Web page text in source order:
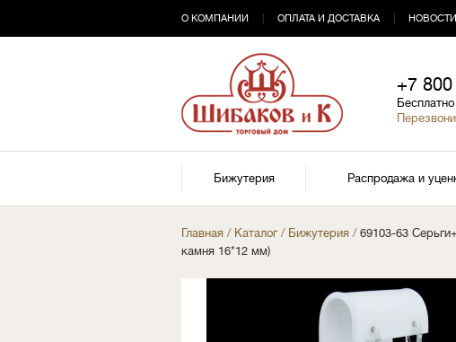
О КОМПАНИИ ОПЛАТА И ДОСТАВКА НОВОСТИ
+7
Бижутерия Распродажа и
Главная / Каталог/ Бижутерия / 69103-63
камня 16*12 мм)